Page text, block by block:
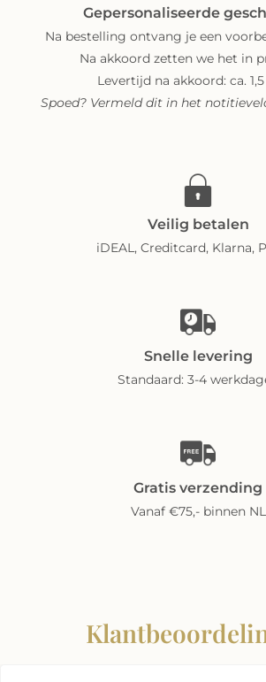
Gepersonaliseerde
Na bestelling ontvang je een
Na akkoord zetten we het in
Levertijd na akkoord: ca.
Spoed? Vermeld dit in het
Veilig betalen
iDEAL, Creditcard, Klarna,
Snelle levering
Standaard: 3-4
Gratis verzending
Vanaf €75,- binnen NL